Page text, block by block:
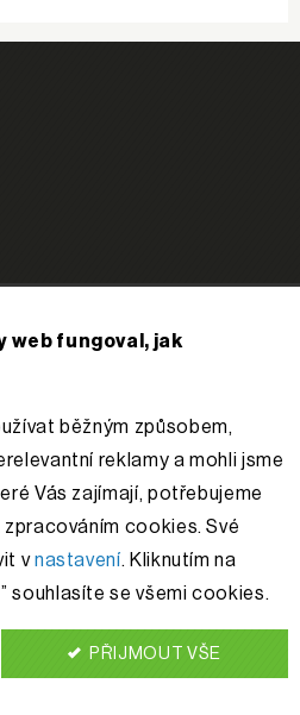
web fungoval, jak
běžným způsobem,
reklamy a mohli jsme
Vás zajímají, potřebujeme
cookies. Své
vnastavení. Kliknutím na
souhlasíte se všemi cookies.
PŘIJMOUT VŠE